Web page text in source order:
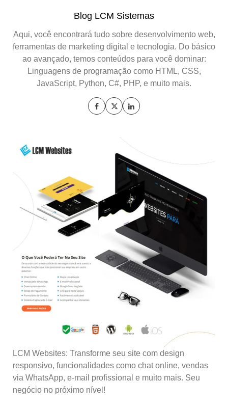
Blog LCM Sistemas
Aqui, você encontrará tudo sobre desenvolvimento web,
ferramentas de marketing digital e tecnologia. Do básico
ao avançado, temos conteúdos para você dominar:
Linguagens de programação como HTML, CSS,
JavaScript, Python, C#, PHP, e muito mais.
LCM Websites: Transforme seu site com design
responsivo, funcionalidades como chat online, vendas
via WhatsApp, e-mail profissional e muito mais. Seu
negócio no próximo nível!